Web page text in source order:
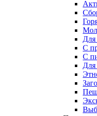
Для
С
С
Для